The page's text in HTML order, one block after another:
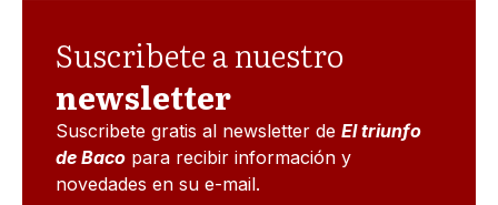
Suscribete a nuestro
newsletter
Suscribete gratis al newsletter de El triunfo
de Baco para recibir información y
novedades en su e-mail.